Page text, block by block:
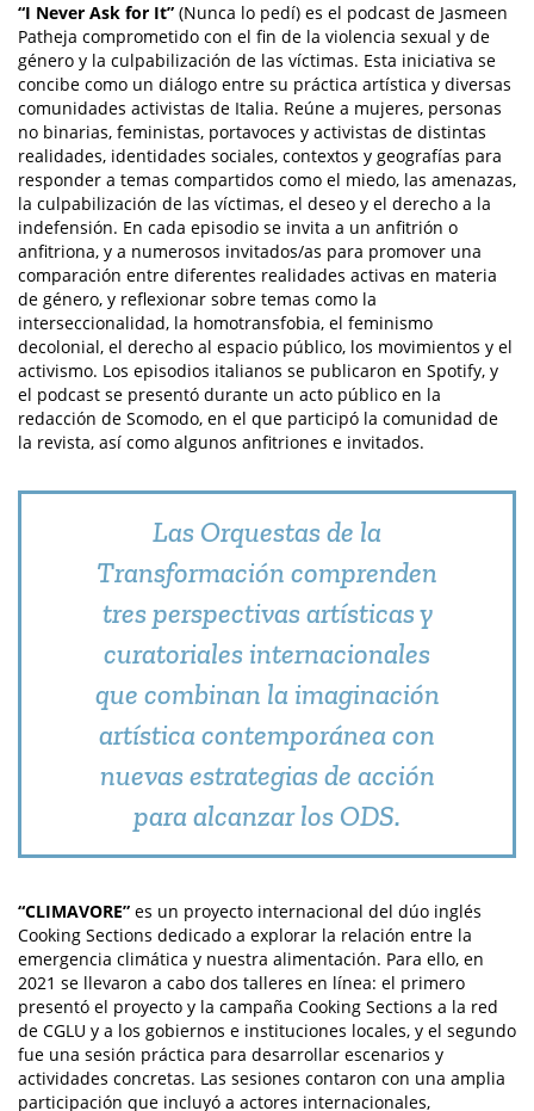
“I Never Ask for It” (Nunca lo pedí) es el podcast de Jasmeen
Patheja comprometido con el fin de la violencia sexual y de
género y la culpabilización de las víctimas. Esta iniciativa se
concibe como un diálogo entre su práctica artística y diversas
comunidades activistas de Italia. Reúne a mujeres, personas
no binarias, feministas, portavoces y activistas de distintas
realidades, identidades sociales, contextos y geografías para
responder a temas compartidos como el miedo, las amenazas,
la culpabilización de las víctimas, el deseo y el derecho a la
indefensión. En cada episodio se invita a un anfitrión o
anfitriona, y a numerosos invitados/as para promover una
comparación entre diferentes realidades activas en materia
de género, y reflexionar sobre temas como la
interseccionalidad, la homotransfobia, el feminismo
decolonial, el derecho al espacio público, los movimientos y el
activismo. Los episodios italianos se publicaron en Spotify, y
el podcast se presentó durante un acto público en la
redacción de Scomodo, en el que participó la comunidad de
la revista, así como algunos anfitriones e invitados.
Las Orquestas de la
Transformación comprenden
tres perspectivas artísticas y
curatoriales internacionales
que combinan la imaginación
artística contemporánea con
nuevas estrategias de acción
para alcanzar los ODS.
“CLIMAVORE” es un proyecto internacional del dúo inglés
Cooking Sections dedicado a explorar la relación entre la
emergencia climática y nuestra alimentación. Para ello, en
2021 se llevaron a cabo dos talleres en línea: el primero
presentó el proyecto y la campaña Cooking Sections a la red
de CGLU y a los gobiernos e instituciones locales, y el segundo
fue una sesión práctica para desarrollar escenarios y
actividades concretas. Las sesiones contaron con una amplia
participación que incluyó a actores internacionales,